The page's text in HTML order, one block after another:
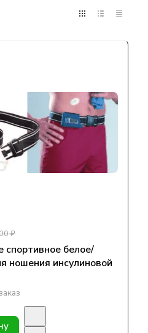
₽
спортивное белое/
ношения инсулиновой